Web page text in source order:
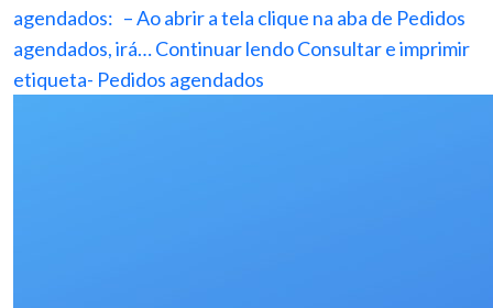
agendados: – Ao abrir a tela clique na aba de Pedidos
agendados, irá…Continuar lendoConsultar e imprimir
etiqueta- Pedidos agendados